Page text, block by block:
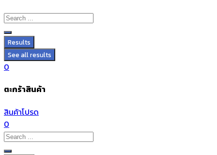
Results
See all results
0
ตะกร้าสินค้า
สินค้าโปรด
0